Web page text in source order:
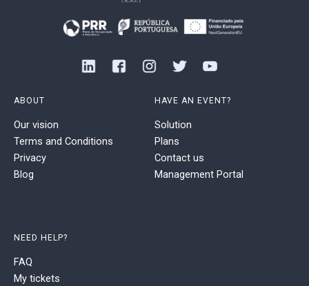
ABOUT
Our vision
Terms and Conditions
Privacy
Blog
HAVE AN EVENT?
Solution
Plans
Contact us
Management Portal
NEED HELP?
FAQ
My tickets